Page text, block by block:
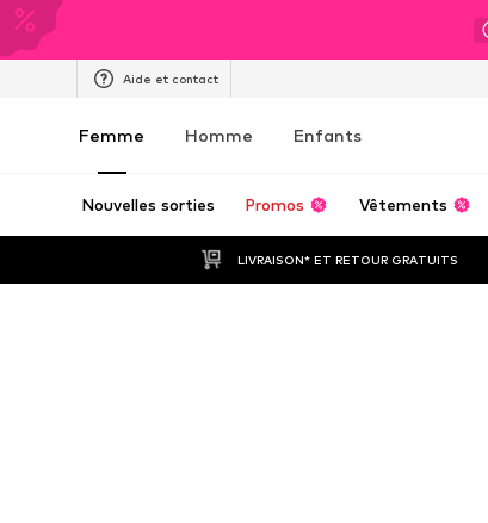
Aide et contact
Femme Homme Enfants
Nouvelles sorties Promos Vêtements
LIVRAISON* ET RETOUR GRATUITS